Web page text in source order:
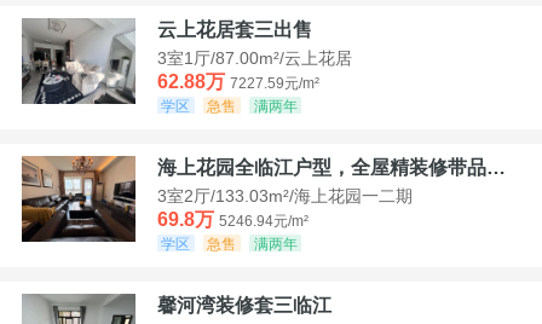
云上花居套三出售
3室1厅/87.00m²/云上花居
62.88万 7227.59元/m²
学区
急售 满两年
海上花园全临江户型，全屋精装修带品牌家具家电，诚意出售！
3室2厅/133.03m²/海上花园一二期
69.8万 5246.94元/m²
学区
急售 满两年
馨河湾装修套三临江